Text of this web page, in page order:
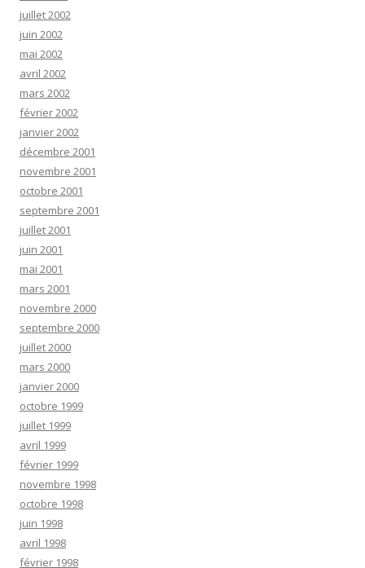
juillet 2002
juin 2002
mai 2002
avril 2002
mars 2002
février 2002
janvier 2002
décembre 2001
novembre 2001
octobre 2001
septembre 2001
juillet 2001
juin 2001
mai 2001
mars 2001
novembre 2000
septembre 2000
juillet 2000
mars 2000
janvier 2000
octobre 1999
juillet 1999
avril 1999
février 1999
novembre 1998
octobre 1998
juin 1998
avril 1998
février 1998